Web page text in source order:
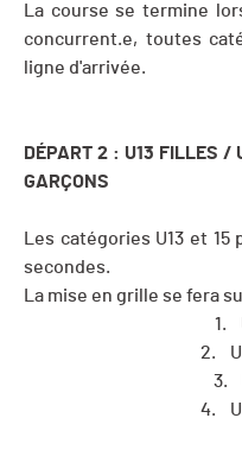
La course se termine
concurrent.e, toutes
ligne d'arrivée.
DÉPART 2 : U13 FILLES /
GARÇONS
Les catégories U13 et
secondes.
La mise en grille se fera
1.
2.
3.
4.